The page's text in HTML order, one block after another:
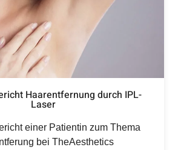
Haarentfernung durch IPL-
Laser
einer Patientin zum Thema
bei TheAesthetics